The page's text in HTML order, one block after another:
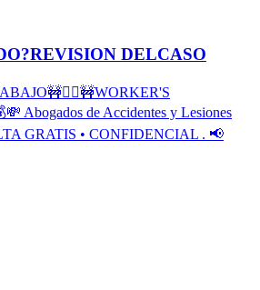
DELCASO
Abogados de Accidentes y Lesiones
GRATIS • CONFIDENCIAL . 📢